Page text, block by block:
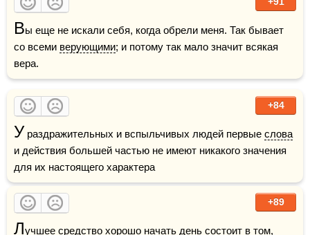
Вы еще не искали себя, когда обрели меня. Так бывает
со всеми верующими; и потому так мало значит всякая
вера.
+84
У раздражительных и вспыльчивых людей первые слова
и действия большей частью не имеют никакого значения
для их настоящего характера
+89
Лучшее средство хорошо начать день состоит в том,